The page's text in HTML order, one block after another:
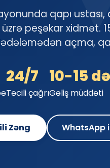
qapı ustası,
üzrə peşəkar xidmət.
açma,
24/7
Təcili çağrı
10-15
Gəliş müddəti
Zəng WhatsApp